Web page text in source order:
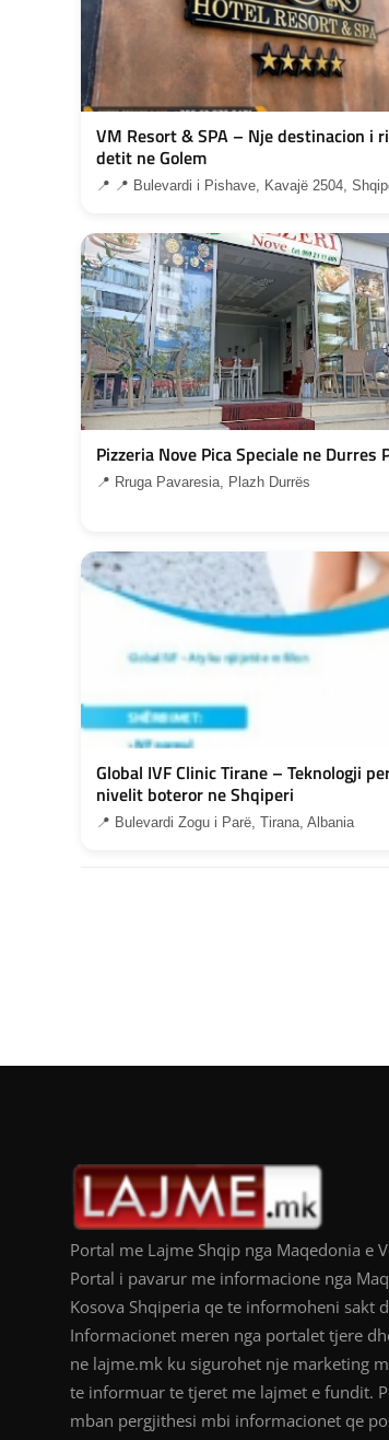
VM Resort & SPA – Nje destinacion i
detit ne Golem
📍 📍 Bulevardi i Pishave, Kavajë 2504,
Pizzeria Nove Pica Speciale ne Durres
📍 Rruga Pavaresia, Plazh Durrës
Global IVF Clinic Tirane – Teknologji
nivelit boteror ne Shqiperi
📍 Bulevardi Zogu i Parë, Tirana, Albania
Portal me Lajme Shqip nga Maqedonia e
Portal i pavarur me informacione nga
Kosova Shqiperia qe te informoheni sakt
Informacionet meren nga portalet tjere
ne lajme.mk ku sigurohet nje marketing
te informuar te tjeret me lajmet e fundit.
mban pergjithesi mbi informacionet qe